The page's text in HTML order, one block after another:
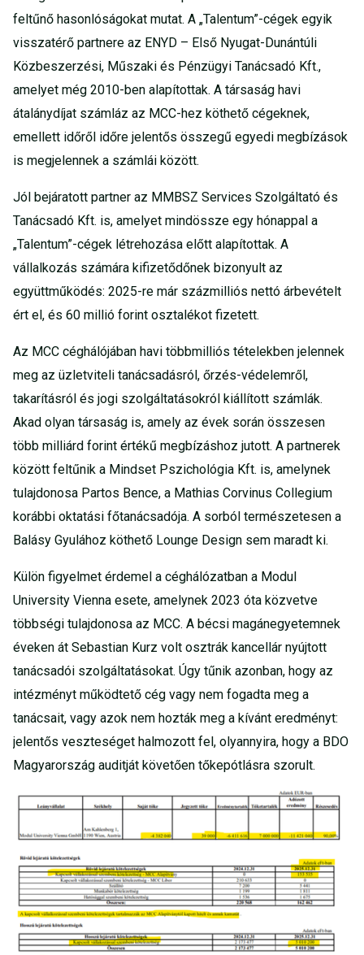
feltűnő hasonlóságokat mutat. A „Talentum”-cégek egyik
visszatérő partnere az ENYD – Első Nyugat-Dunántúli
Közbeszerzési, Műszaki és Pénzügyi Tanácsadó Kft.,
amelyet még 2010-ben alapítottak. A társaság havi
átalánydíjat számláz az MCC-hez köthető cégeknek,
emellett időről időre jelentős összegű egyedi megbízások
is megjelennek a számlái között.
Jól bejáratott partner az MMBSZ Services Szolgáltató és
Tanácsadó Kft. is, amelyet mindössze egy hónappal a
„Talentum”-cégek létrehozása előtt alapítottak. A
vállalkozás számára kifizetődőnek bizonyult az
együttműködés: 2025-re már százmilliós nettó árbevételt
ért el, és 60 millió forint osztalékot fizetett.
Az MCC céghálójában havi többmilliós tételekben jelennek
meg az üzletviteli tanácsadásról, őrzés-védelemről,
takarításról és jogi szolgáltatásokról kiállított számlák.
Akad olyan társaság is, amely az évek során összesen
több milliárd forint értékű megbízáshoz jutott. A partnerek
között feltűnik a Mindset Pszichológia Kft. is, amelynek
tulajdonosa Partos Bence, a Mathias Corvinus Collegium
korábbi oktatási főtanácsadója. A sorból természetesen a
Balásy Gyulához köthető Lounge Design sem maradt ki.
Külön figyelmet érdemel a céghálózatban a Modul
University Vienna esete, amelynek 2023 óta közvetve
többségi tulajdonosa az MCC. A bécsi magánegyetemnek
éveken át Sebastian Kurz volt osztrák kancellár nyújtott
tanácsadói szolgáltatásokat. Úgy tűnik azonban, hogy az
intézményt működtető cég vagy nem fogadta meg a
tanácsait, vagy azok nem hozták meg a kívánt eredményt:
jelentős veszteséget halmozott fel, olyannyira, hogy a BDO
Magyarország auditját követően tőkepótlásra szorult.